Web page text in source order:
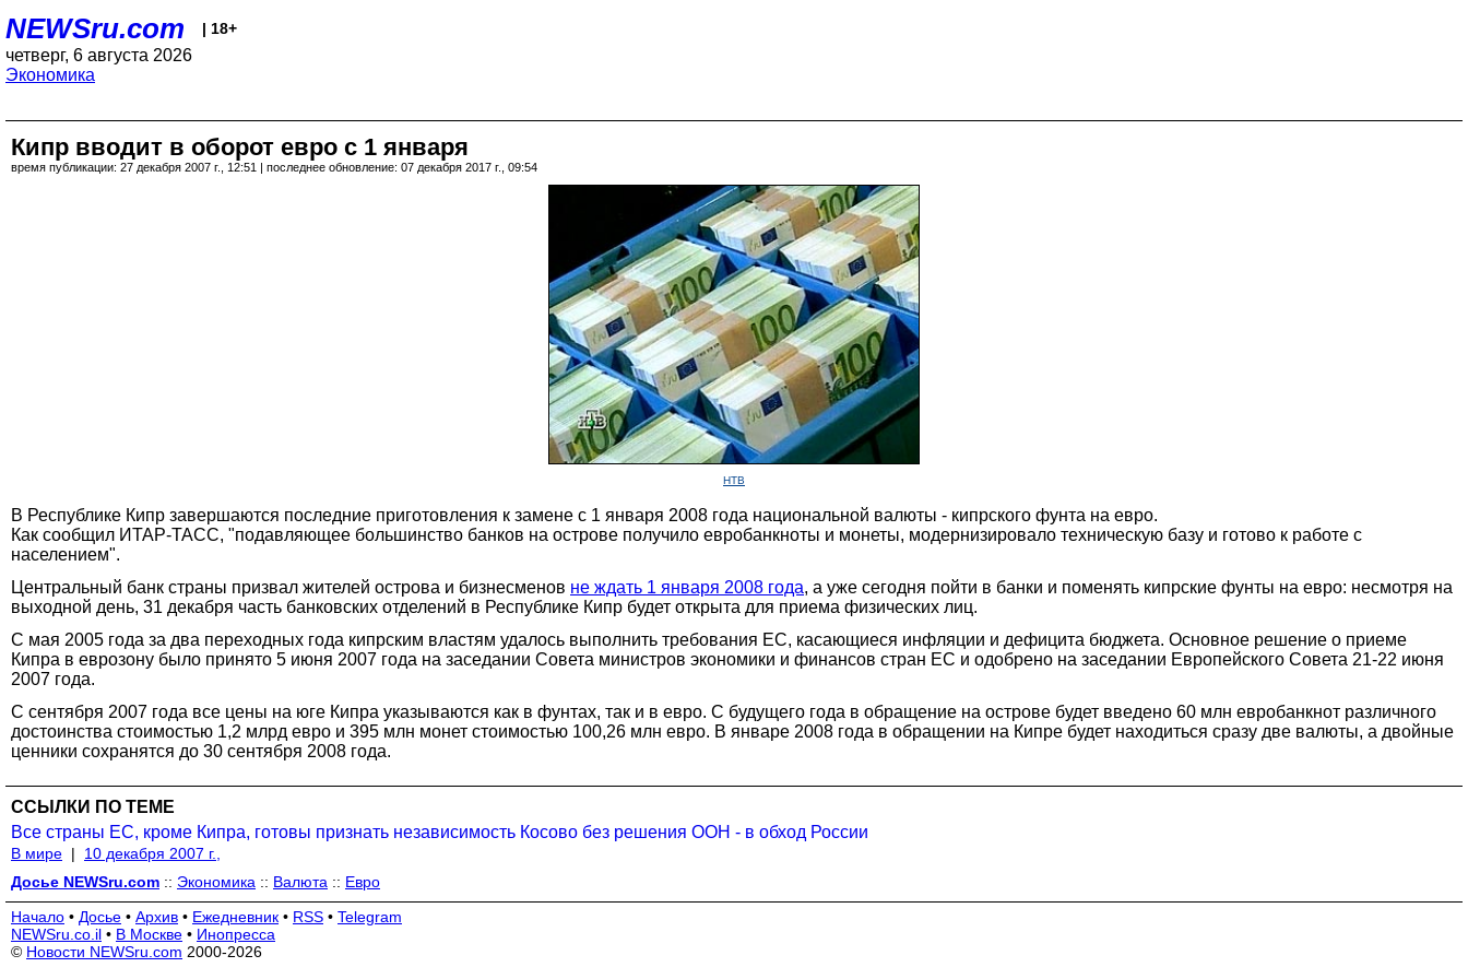
NEWSru.com | 18+
четверг, 6 августа 2026
Экономика
Кипр вводит в оборот евро с 1 января
время публикации: 27 декабря 2007 г., 12:51 | последнее обновление: 07 декабря 2017 г., 09:54
НТВ
В Республике Кипр завершаются последние приготовления к замене с 1 января 2008 года национальной валюты - кипрского фунта на евро.
Как сообщил ИТАР-ТАСС, "подавляющее большинство банков на острове получило евробанкноты и монеты, модернизировало техническую базу и готово к работе с
населением".
Центральный банк страны призвал жителей острова и бизнесменов не ждать 1 января 2008 года, а уже сегодня пойти в банки и поменять кипрские фунты на евро: несмотря на
выходной день, 31 декабря часть банковских отделений в Республике Кипр будет открыта для приема физических лиц.
С мая 2005 года за два переходных года кипрским властям удалось выполнить требования ЕС, касающиеся инфляции и дефицита бюджета. Основное решение о приеме
Кипра в еврозону было принято 5 июня 2007 года на заседании Совета министров экономики и финансов стран ЕС и одобрено на заседании Европейского Совета 21-22 июня
2007 года.
С сентября 2007 года все цены на юге Кипра указываются как в фунтах, так и в евро. С будущего года в обращение на острове будет введено 60 млн евробанкнот различного
достоинства стоимостью 1,2 млрд евро и 395 млн монет стоимостью 100,26 млн евро. В январе 2008 года в обращении на Кипре будет находиться сразу две валюты, а двойные
ценники сохранятся до 30 сентября 2008 года.
ССЫЛКИ ПО ТЕМЕ
Все страны ЕС, кроме Кипра, готовы признать независимость Косово без решения ООН - в обход России
В мире |
10 декабря 2007 г.,
Досье NEWSru.com :: Экономика :: Валюта :: Евро
Начало • Досье • Архив • Ежедневник • RSS • Telegram
NEWSru.co.il • В Москве • Инопресса
© Новости NEWSru.com 2000-2026